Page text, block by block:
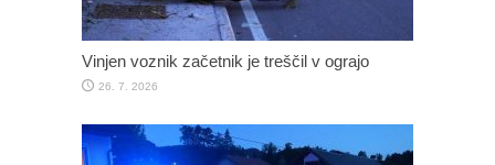
Vinjen voznik začetnik je treščil v ograjo
26. 7. 2026